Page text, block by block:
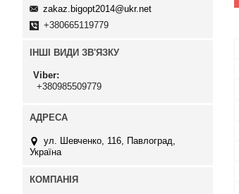
zakaz.bigopt2014@ukr.net
+380665119779
ІНШІ ВИДИ ЗВ'ЯЗКУ
Viber
+380985509779
ул. Шевченко, 116, Павлоград,
Україна